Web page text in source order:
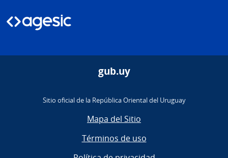
gub.uy
Sitio oficial de la República Oriental del Uruguay
Mapa del Sitio
Términos de uso